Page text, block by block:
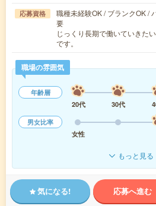
応募資格
職種未経験OK / ブランクOK /
要
じっくり長期で働いていきた
です。
職場の雰囲気
年齢層
20代
30代
男女比率
女性
もっと見る
気になる! 応募へ進む